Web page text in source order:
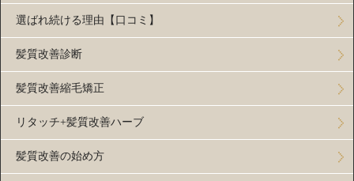
選ばれ続ける理由【口コミ】
髪質改善診断
髪質改善縮毛矯正
リタッチ+髪質改善ハーブ
髪質改善の始め方